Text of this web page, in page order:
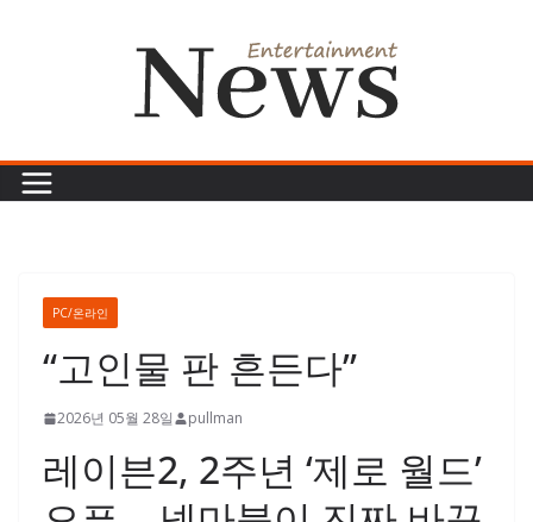
PC/온라인
“고인물 판 흔든다”
2026년 05월 28일 pullman
레이븐2, 2주년 ‘제로 월드’